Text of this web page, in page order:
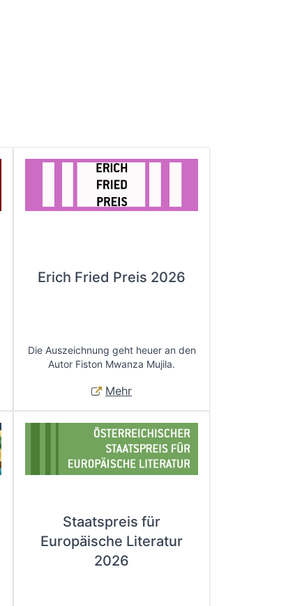
Erich Fried Preis 2026
Die Auszeichnung geht heuer an den
Autor Fiston Mwanza Mujila.
Mehr
Staatspreis für
Europäische Literatur
2026